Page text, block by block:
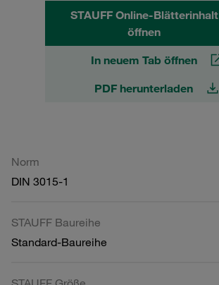
STAUFF Online-Blätterinhalt
öffnen
In neuem Tab öffnen
PDF herunterladen
Norm
DIN 3015-1
STAUFF Baureihe
Standard-Baureihe